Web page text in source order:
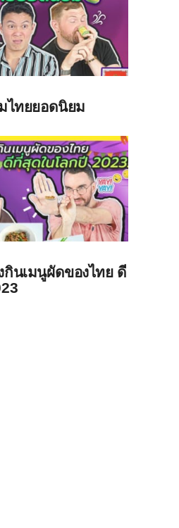
ไทยยอดนิยม
นเมนูผัดของไทย ดี